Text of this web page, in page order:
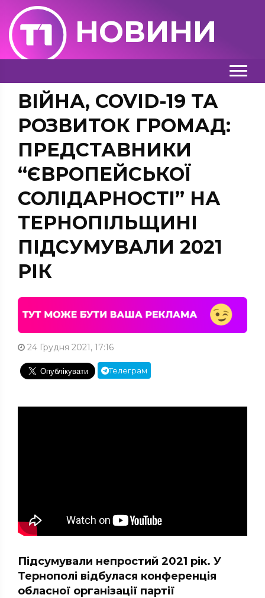
НОВИНИ
ВІЙНА, COVID-19 ТА
РОЗВИТОК ГРОМАД:
ПРЕДСТАВНИКИ
“ЄВРОПЕЙСЬКОЇ
СОЛІДАРНОСТІ” НА
ТЕРНОПІЛЬЩИНІ
ПІДСУМУВАЛИ 2021
РІК
24 Грудня 2021, 17:16
Телеграм
Підсумували непростий 2021 рік. У
Тернополі відбулася конференція
обласної організації партії